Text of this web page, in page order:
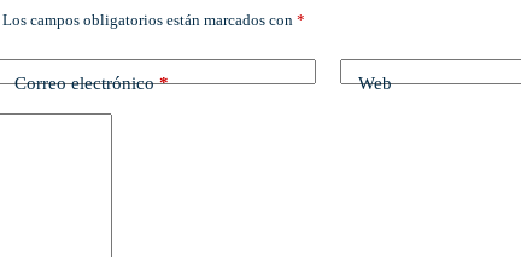
Los campos obligatorios están marcados con *
Correo electrónico* Web